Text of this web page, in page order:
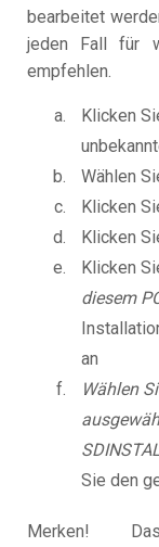
bearbeitet
jeden Fall für
empfehlen.
Klicken
Wählen
Klicken
Klicken
Klicken
diesem
an
Wählen
Sie den
Merken!